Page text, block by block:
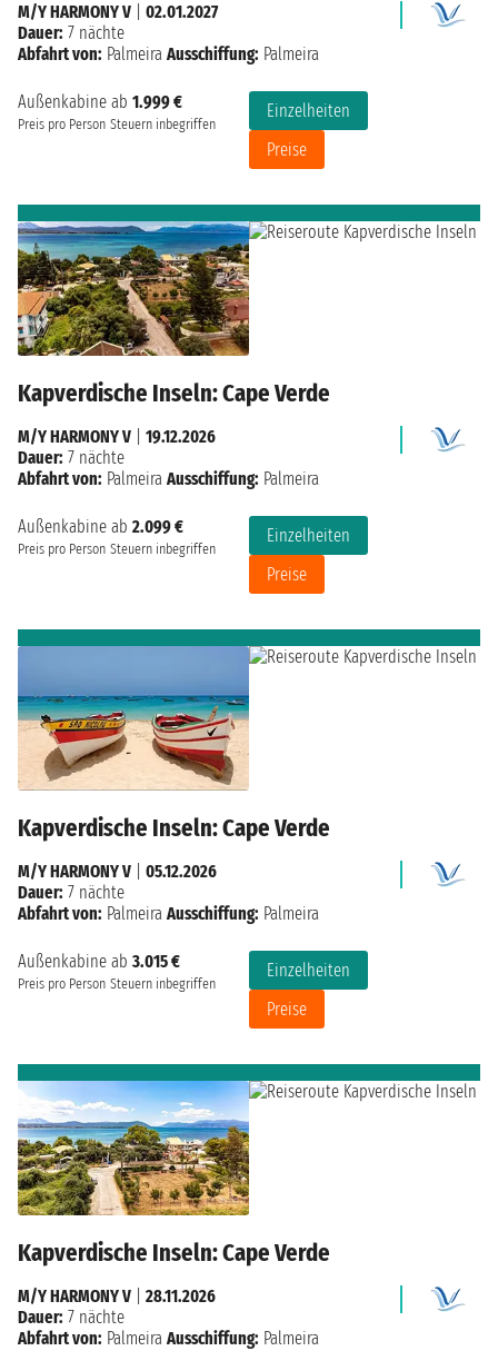
Außenkabine ab 1.999 €
Preis pro Person Steuern inbegriffen
Einzelheiten
Preise
M/Y HARMONY V
02.01.2027
Dauer: 7 nächte
Abfahrt von: Palmeira Ausschiffung: Palmeira
Kapverdische Inseln: Cape Verde
Außenkabine ab 2.099 €
Preis pro Person Steuern inbegriffen
Einzelheiten
Preise
M/Y HARMONY V
19.12.2026
Dauer: 7 nächte
Abfahrt von: Palmeira Ausschiffung: Palmeira
Kapverdische Inseln: Cape Verde
Außenkabine ab 3.015 €
Preis pro Person Steuern inbegriffen
Einzelheiten
Preise
M/Y HARMONY V
05.12.2026
Dauer: 7 nächte
Abfahrt von: Palmeira Ausschiffung: Palmeira
Kapverdische Inseln: Cape Verde
M/Y HARMONY V
28.11.2026
Dauer: 7 nächte
Abfahrt von: Palmeira Ausschiffung: Palmeira